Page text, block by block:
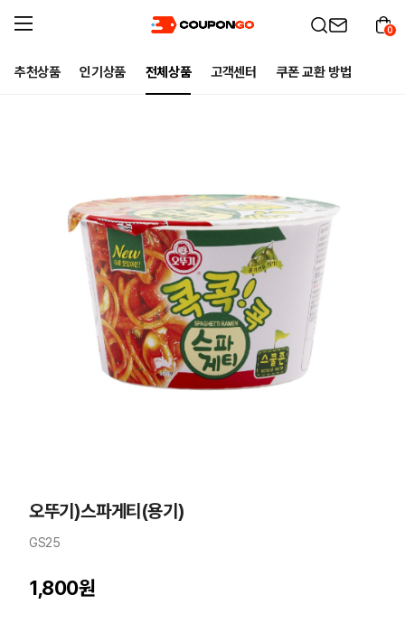
추천상품 인기상품 전체상품 고객센터 쿠폰 교환 방법
0
오뚜기)스파게티(용기)
GS25
1,800원